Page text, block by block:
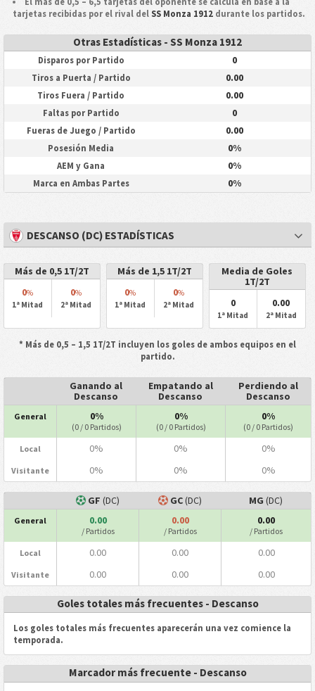
tarjetas recibidas por el rival del SS Monza 1912durante los partidos.
Otras Estadísticas - SS Monza 1912
Disparos por Partido 0
Tiros a Puerta / Partido 0.00
Tiros Fuera / Partido 0.00
Faltas por Partido 0
Fueras de Juego / Partido 0.00
Posesión Media 0%
AEM y Gana 0%
Marca en Ambas Partes 0%
DESCANSO (DC) ESTADÍSTICAS
Más de 0,5 1T/2T
0%
1ª Mitad
0%
2ª Mitad
Más de 1,5 1T/2T
0%
1ª Mitad
0%
2ª Mitad
Media de Goles
1T/2T
0
1ª Mitad
0.00
2ª Mitad
* Más de 0,5 – 1,5 1T/2T incluyen los goles de ambos equipos en el
partido.
Ganando al
Descanso
Empatando al
Descanso
Perdiendo al
Descanso
General 0%
(0 / 0 Partidos)
0%
(0 / 0 Partidos)
0%
(0 / 0 Partidos)
Local 0% 0% 0%
Visitante 0% 0% 0%
GF (DC) GC(DC) MG (DC)
General 0.00
/ Partidos
0.00
/ Partidos
0.00
/ Partidos
Local 0.00 0.00 0.00
Visitante 0.00 0.00 0.00
Goles totales más frecuentes - Descanso
Los goles totales más frecuentes aparecerán una vez comience la
temporada.
Marcador más frecuente - Descanso